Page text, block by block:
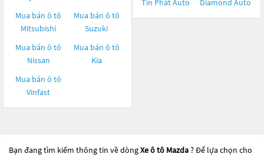
Mua bán ô tô
Mitsubishi
Mua bán ô tô
Suzuki
Mua bán ô tô
Nissan
Mua bán ô tô
Kia
Mua bán ô tô
Vinfast
Tín Phát Auto
Diamond Auto
Bạn đang tìm kiếm thông tin về dòngXe ô tô Mazda? Để lựa chọn cho